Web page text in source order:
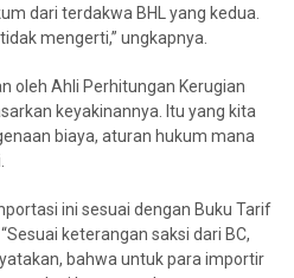
dari terdakwa BHL yang kedua.
mengerti,” ungkapnya.
oleh Ahli Perhitungan Kerugian
keyakinannya. Itu yang kita
biaya, aturan hukum mana
ini sesuai dengan Buku Tarif
keterangan saksi dari BC,
bahwa untuk para importir